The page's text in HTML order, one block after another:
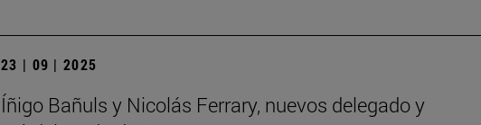
23 | 09 | 2025
Íñigo Bañuls y Nicolás Ferrary, nuevos delegado y